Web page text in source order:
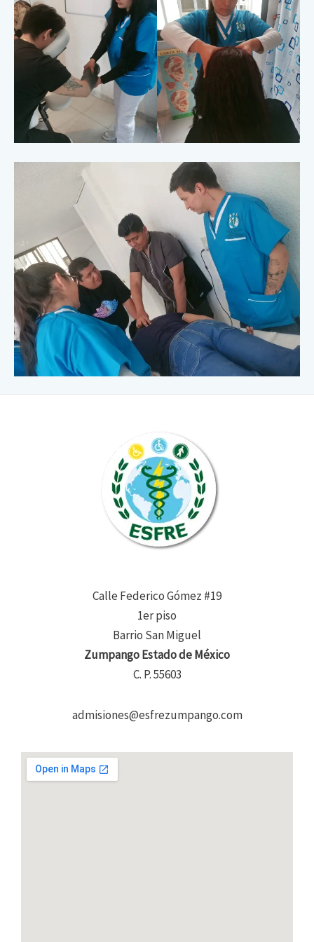
Calle Federico Gómez #19
1er piso
Barrio San Miguel
Zumpango Estado de México
C. P. 55603
admisiones@esfrezumpango.com